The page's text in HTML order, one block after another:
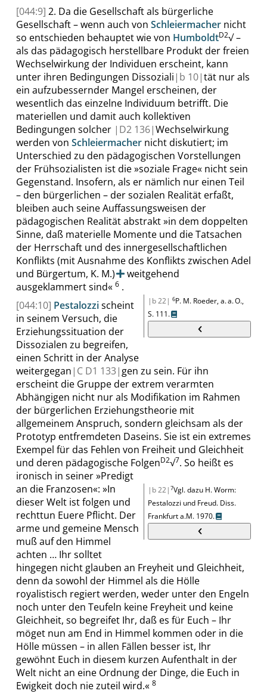
[044:9] 2. Da die Gesellschaft als bürgerliche
Gesellschaft – wenn auch von Schleiermacher nicht
so entschieden behauptet wie von HumboldtD2√–
als das pädagogisch herstellbare Produkt der freien
Wechselwirkung der Individuen erscheint, kann
unter ihren Bedingungen Dissoziali | b 10|tät nur als
ein aufzubessernder Mangel erscheinen, der
wesentlich das einzelne Individuum betrifft. Die
materiellen und damit auch kollektiven
Bedingungen solcher | D2 136|Wechselwirkung
werden von Schleiermacher nicht diskutiert; im
Unterschied zu den pädagogischen Vorstellungen
der Frühsozialisten ist die»soziale Frage« nicht sein
Gegenstand. Insofern, als er nämlich nur einen Teil
– den bürgerlichen – der sozialen Realität erfaßt,
bleiben auch seine Auffassungsweisen der
pädagogischen Realität abstrakt»in dem doppelten
Sinne, daß materielle Momente und die Tatsachen
der Herrschaft und des innergesellschaftlichen
Konflikts (mit Ausnahme des Konflikts zwischen Adel
und Bürgertum, K. M.)
weitgehend
ausgeklammert sind« 6
|b 22| 6P. M. Roeder, a. a. O.,
S. 111.
.
[044:10] Pestalozzischeint
in seinem Versuch, die
Erziehungssituation der
Dissozialen zu begreifen,
einen Schritt in der Analyse
weitergegan | C D1 133| gen zu sein. Für ihn
erscheint die Gruppe der extrem verarmten
Abhängigen nicht nur als Modifikation im Rahmen
der bürgerlichen Erziehungstheorie mit
allgemeinem Anspruch, sondern gleichsam als der
Prototyp entfremdeten Daseins. Sie ist ein extremes
Exempel für das Fehlen von Freiheit und Gleichheit
und deren pädagogische FolgenD2√7
|b 22| 7Vgl. dazu H. Worm:
Pestalozzi und Freud. Diss.
Frankfurta.M. 1970.
. So heißt es
ironisch in seiner»Predigt
an die Franzosen«: »In
dieser Welt ist folgen und
rechttun Euere Pflicht. Der
arme und gemeine Mensch
muß auf den Himmel
achten … Ihr solltet
hingegen nicht glauben an Freyheit und Gleichheit,
denn da sowohl der Himmel als die Hölle
royalistisch regiert werden, weder unter den Engeln
noch unter den Teufeln keine Freyheit und keine
Gleichheit, so begreifet Ihr, daß es für Euch – Ihr
möget nun am End in Himmel kommen oder in die
Hölle müssen – in allen Fällen besser ist, Ihr
gewöhnt Euch in diesem kurzen Aufenthalt in der
Welt nicht an eine Ordnung der Dinge, die Euch in
Ewigkeit doch nie zuteil wird.« 8